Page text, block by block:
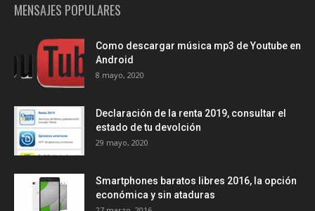
MENSAJES POPULARES
Como descargar música mp3 de Youtube en
Android
8 mayo, 2020
Declaración de la renta 2019, consultar el
estado de tu devolción
29 mayo, 2020
Smartphones baratos libres 2016, la opción
económica y sin ataduras